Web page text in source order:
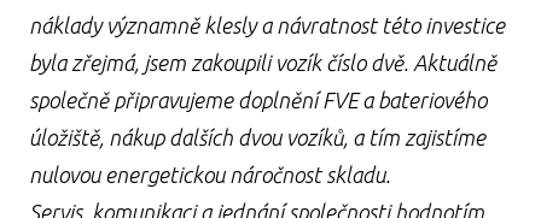
náklady významně klesly a návratnost této investice
byla zřejmá, jsem zakoupili vozík číslo dvě. Aktuálně
společně připravujeme doplnění FVE a bateriového
úložiště, nákup dalších dvou vozíků, a tím zajistíme
nulovou energetickou náročnost skladu.
Servis, komunikaci a jednání společnosti hodnotím